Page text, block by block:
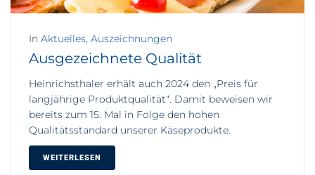
In Aktuelles, Auszeichnungen
Ausgezeichnete Qualität
Heinrichsthaler erhält auch 2024 den „Preis für
langjährige Produktqualität“. Damit beweisen wir
bereits zum 15. Mal in Folge den hohen
Qualitätsstandard unserer Käseprodukte.
WEITERLESEN